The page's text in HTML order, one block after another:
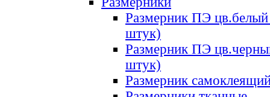
Размерник ПЭ цв.белый
штук)
Размерник ПЭ
штук)
Размерник